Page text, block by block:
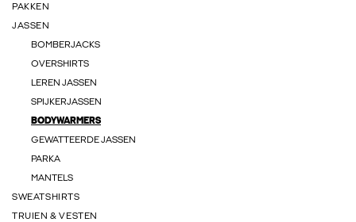
PAKKEN
JASSEN
BOMBERJACKS
OVERSHIRTS
LEREN JASSEN
SPIJKERJASSEN
BODYWARMERS
GEWATTEERDE JASSEN
PARKA
MANTELS
SWEATSHIRTS
TRUIEN & VESTEN